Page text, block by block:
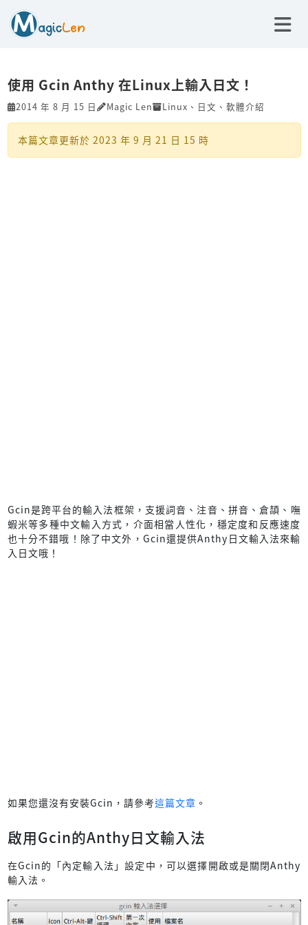
使用 Gcin Anthy 在Linux上輸入日文！
2014 年 8 月 15 日 Magic Len Linux 、 日文 、 軟體介紹
本篇文章更新於 2023 年 9 月 21 日 15 時
Gcin是跨平台的輸入法框架，支援詞音、注音、拼音、倉頡、嘸
蝦米等多種中文輸入方式，介面相當人性化，穩定度和反應速度
也十分不錯哦！除了中文外，Gcin還提供Anthy日文輸入法來輸
入日文哦！
如果您還沒有安裝Gcin，請參考這篇文章 。
啟用Gcin的Anthy日文輸入法
在Gcin的「內定輸入法」設定中，可以選擇開啟或是關閉Anthy
輸入法。